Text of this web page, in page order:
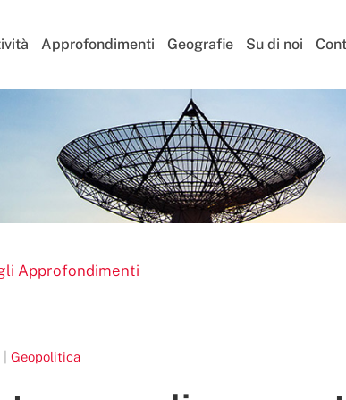
Approfondimenti Geografie Su di noi
Approfondimenti
Geopolitica